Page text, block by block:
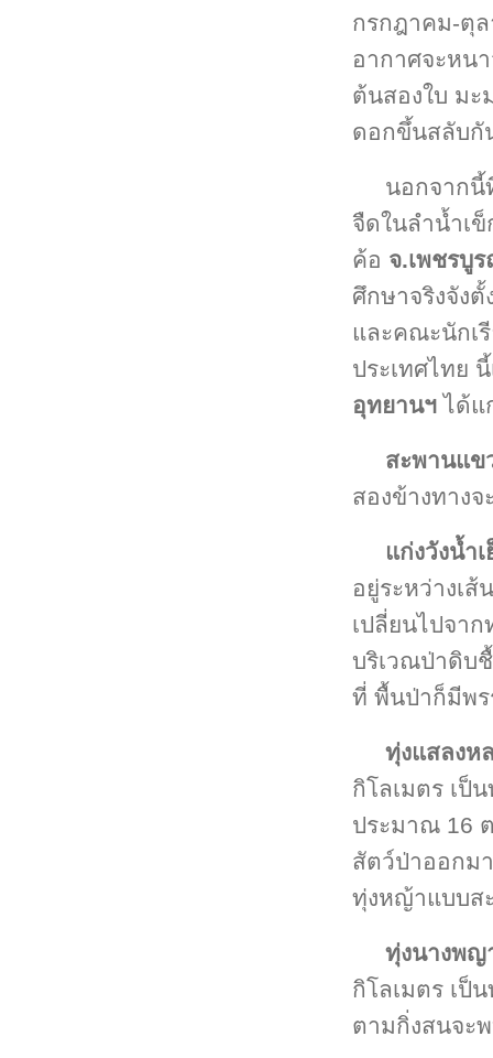
กรกฎาคม-ตุ
อากาศจะหน
ต้นสองใบ มะ
ดอกขึ้นสลับกั
นอกจาก
จืดในลำน้ำเ
ค้อ จ.เพชรบู
ศึกษาจริงจัง
และคณะนักเ
ประเทศไทย
อุทยานฯ ได้แ
สะพานแข
สองข้างทาง
แก่งวังน้ำ
อยู่ระหว่างเ
เปลี่ยนไปจา
บริเวณป่าดิบ
ที่ พื้นป่าก็มีพร
ทุ่งแสลงห
กิโลเมตร เป็
ประมาณ 16
สัตว์ป่าออกม
ทุ่งหญ้าแบบส
ทุ่งนางพญ
กิโลเมตร เป็
ตามกิ่งสนจะ